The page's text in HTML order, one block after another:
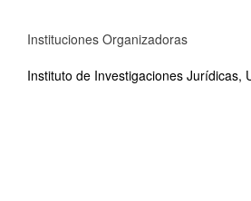
Instituciones Organizadoras
Instituto de Investigaciones Jurídicas,